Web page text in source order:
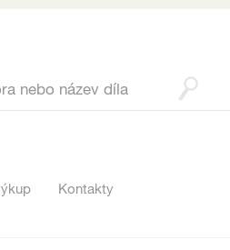
Kontakty